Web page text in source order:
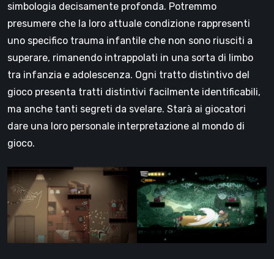
simbologia decisamente profonda. Potremmo
presumere che la loro attuale condizione rappresenti
uno specifico trauma infantile che non sono riusciti a
superare, rimanendo intrappolati in una sorta di limbo
tra infanzia e adolescenza. Ogni tratto distintivo del
gioco presenta tratti distintivi facilmente identificabili,
ma anche tanti segreti da svelare. Starà ai giocatori
dare una loro personale interpretazione al mondo di
gioco.